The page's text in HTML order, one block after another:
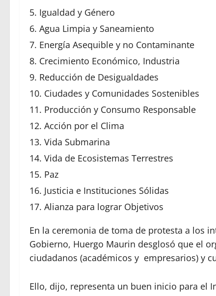
Igualdad y Género
Agua Limpia y Saneamiento
Energía Asequible y no Contaminante
Crecimiento Económico, Industria
Reducción de Desigualdades
Ciudades y Comunidades Sostenibles
Producción y Consumo Responsable
Acción por el Clima
Vida Submarina
Vida de Ecosistemas Terrestres
Paz
Justicia e Instituciones Sólidas
Alianza para lograr Objetivos
En la ceremonia de toma de protesta a los
Gobierno, Huergo Maurin desglosó que el
ciudadanos (académicos y empresarios) y
Ello, dijo, representa un buen inicio para el